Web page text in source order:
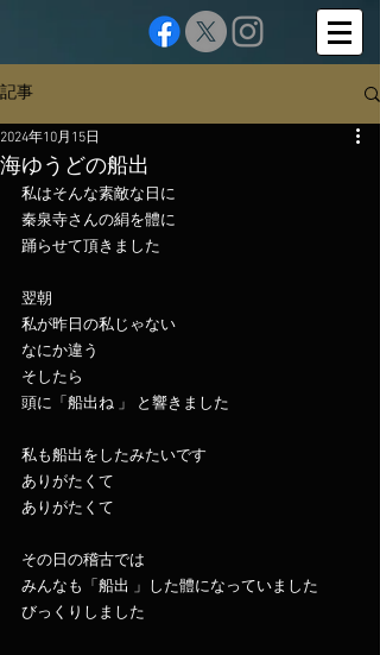
記事
海ゆうどの船出
2024年10月15日
私はそんな素敵な日に
秦泉寺さんの絹を體に
踊らせて頂きました
翌朝
私が昨日の私じゃない
なにか違う
そしたら
頭に「船出ね 」 と響きました
私も船出をしたみたいです
ありがたくて
ありがたくて
その日の稽古では
みんなも「船出 」した體になっていました
びっくりしました